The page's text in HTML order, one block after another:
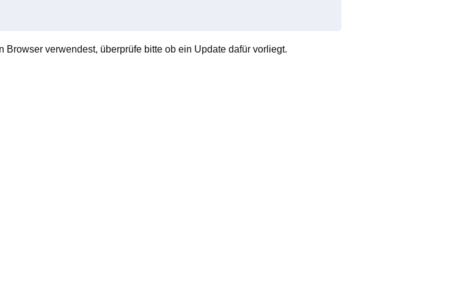
Browser verwendest, überprüfe bitte ob ein Update dafür vorliegt.